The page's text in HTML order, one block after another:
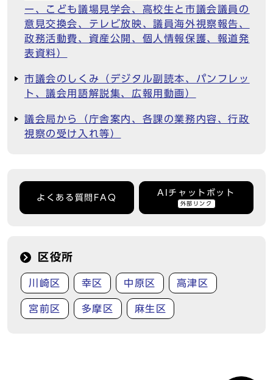
ー、こども議場見学会、高校生と市議会議員の
意見交換会、テレビ放映、議員海外視察報告、
政務活動費、資産公開、個人情報保護、報道発
表資料）
市議会のしくみ（デジタル副読本、パンフレッ
ト、議会用語解説集、広報用動画）
議会局から（庁舎案内、各課の業務内容、行政
視察の受け入れ等）
よくある質問FAQ
AIチャットボット
外部リンク
区役所
川崎区 幸区 中原区 高津区
宮前区 多摩区 麻生区